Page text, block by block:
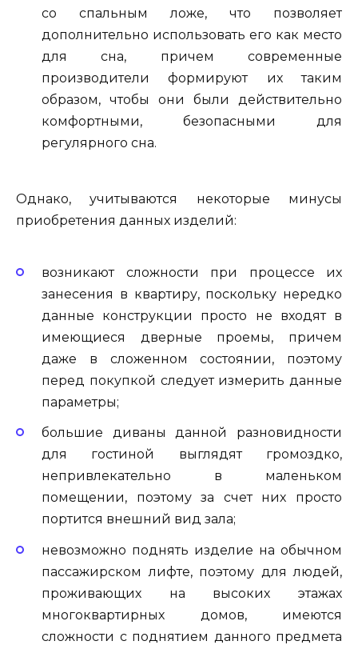
со спальным ложе, что позволяет
дополнительно использовать его как место
для сна, причем современные
производители формируют их таким
образом, чтобы они были действительно
комфортными, безопасными для
регулярного сна.
Однако, учитываются некоторые минусы
приобретения данных изделий:
возникают сложности при процессе их
занесения в квартиру, поскольку нередко
данные конструкции просто не входят в
имеющиеся дверные проемы, причем
даже в сложенном состоянии, поэтому
перед покупкой следует измерить данные
параметры;
большие диваны данной разновидности
для гостиной выглядят громоздко,
непривлекательно в маленьком
помещении, поэтому за счет них просто
портится внешний вид зала;
невозможно поднять изделие на обычном
пассажирском лифте, поэтому для людей,
проживающих на высоких этажах
многоквартирных домов, имеются
сложности с поднятием данного предмета